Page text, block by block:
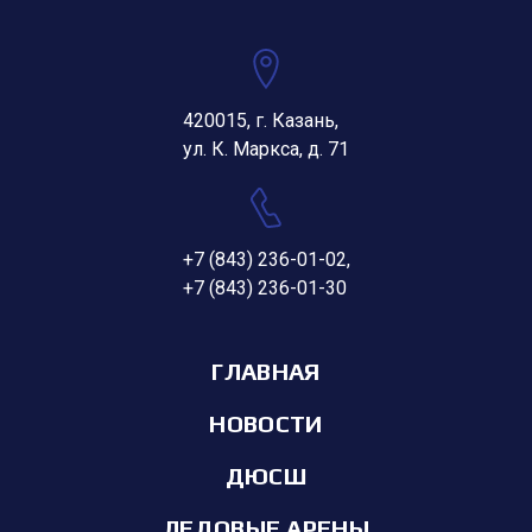
420015, г. Казань,
ул. К. Маркса, д. 71
+7 (843) 236-01-02,
+7 (843) 236-01-30
ГЛАВНАЯ
НОВОСТИ
ДЮСШ